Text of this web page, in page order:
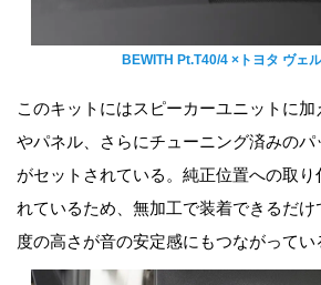
BEWITH Pt.T40/4 ×トヨタ ヴェ
このキットにはスピーカーユニットに
やパネル、さらにチューニング済みのパ
がセットされている。純正位置への取り
れているため、無加工で装着できるだ
度の高さが音の安定感にもつながってい